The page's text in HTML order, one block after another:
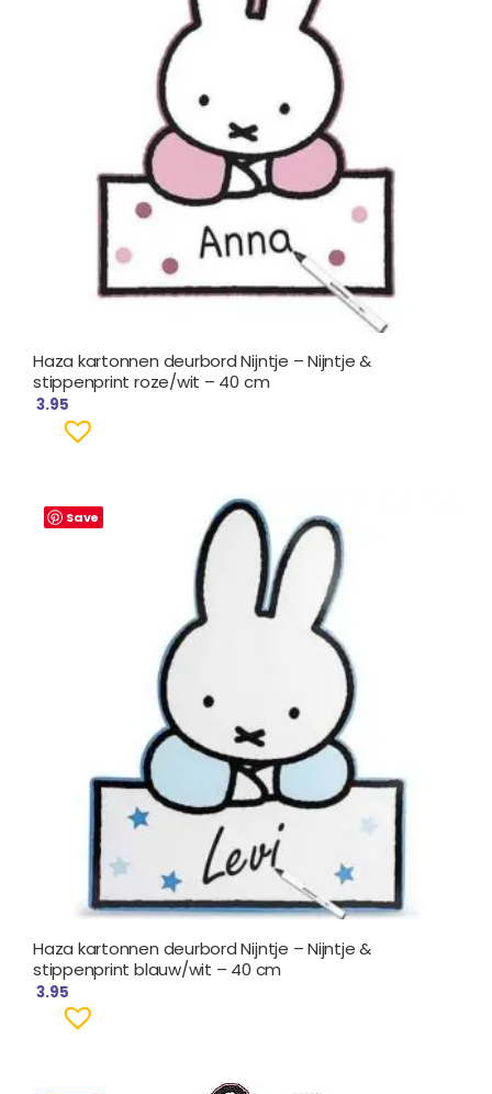
Haza kartonnen deurbord Nijntje – Nijntje &
stippenprint roze/wit – 40 cm
3.95
Save
Haza kartonnen deurbord Nijntje – Nijntje &
stippenprint blauw/wit – 40 cm
3.95